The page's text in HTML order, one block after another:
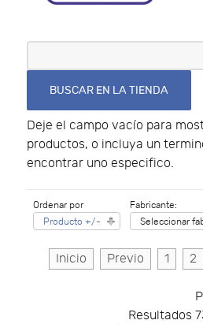
Deje el campo vacío para
productos, o incluya un
encontrar uno especifico.
Ordenar por
Producto +/-
Fabricante:
Seleccionar
Inicio Previo 1 2
Resultados